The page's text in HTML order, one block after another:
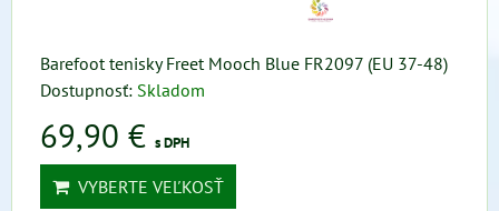
Barefoot tenisky Freet Mooch Blue FR2097 (EU 37-48)
Dostupnosť: Skladom
69,90 € s DPH
VYBERTE VEĽKOSŤ